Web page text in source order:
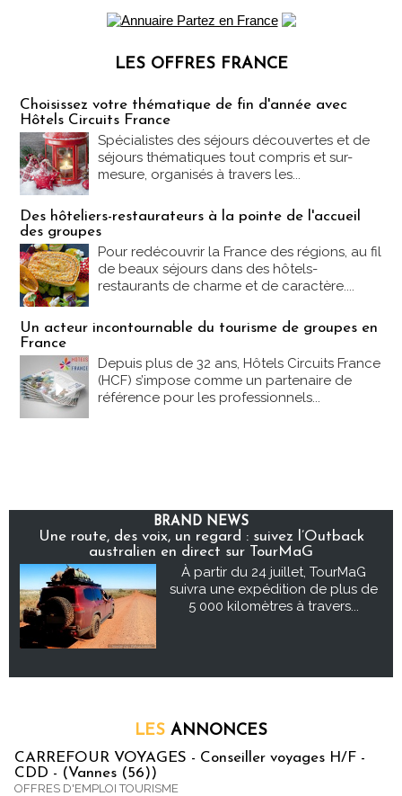
LES OFFRES FRANCE
Choisissez votre thématique de fin d'année avec
Hôtels Circuits France
Spécialistes des séjours découvertes et de
séjours thématiques tout compris et sur-
mesure, organisés à travers les...
Des hôteliers-restaurateurs à la pointe de l'accueil
des groupes
Pour redécouvrir la France des régions, au fil
de beaux séjours dans des hôtels-
restaurants de charme et de caractère....
Un acteur incontournable du tourisme de groupes en
France
Depuis plus de 32 ans, Hôtels Circuits France
(HCF) s’impose comme un partenaire de
référence pour les professionnels...
BRAND NEWS
Une route, des voix, un regard : suivez l’Outback
australien en direct sur TourMaG
À partir du 24 juillet, TourMaG
suivra une expédition de plus de
5 000 kilomètres à travers...
LES ANNONCES
CARREFOUR VOYAGES - Conseiller voyages H/F -
CDD - (Vannes (56))
OFFRES D'EMPLOI TOURISME